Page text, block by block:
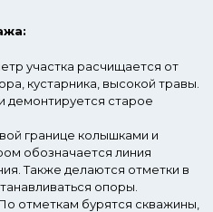
участка расчищается от
кустарника, высокой травы.
демонтируется старое
границе колышками и
обозначается линия
Также делаются отметки в
опоры.
отметкам бурятся скважины,